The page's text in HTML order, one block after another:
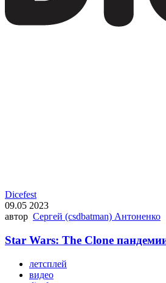
Dicefest
09.05 2023
автор Сергей (csdbatman) Антоненко
Star Wars: The Clone
летсплей
видео